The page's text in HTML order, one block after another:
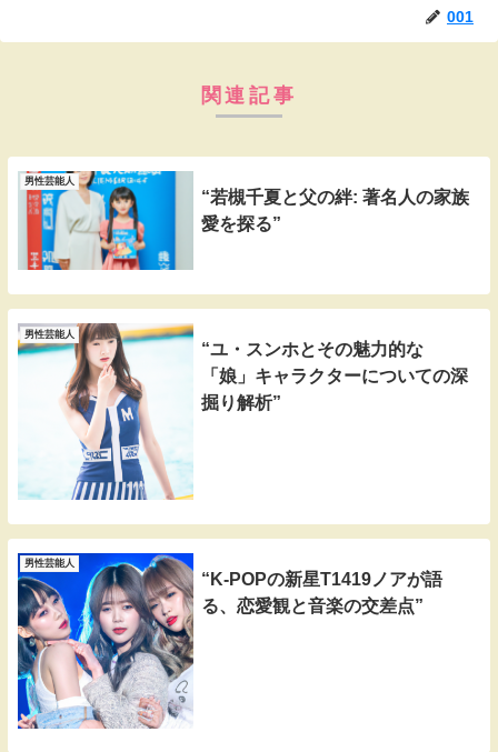
001
関連記事
男性芸能人
“若槻千夏と父の絆: 著名人の家族
愛を探る”
男性芸能人
“ユ・スンホとその魅力的な
「娘」キャラクターについての深
掘り解析”
男性芸能人
“K-POPの新星T1419ノアが語
る、恋愛観と音楽の交差点”